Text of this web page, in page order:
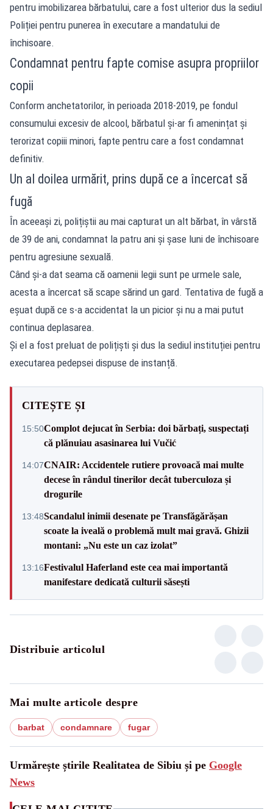
pentru imobilizarea bărbatului, care a fost ulterior dus la sediul
Poliției pentru punerea în executare a mandatului de
închisoare.
Condamnat pentru fapte comise asupra propriilor
copii
Conform anchetatorilor, în perioada 2018-2019, pe fondul
consumului excesiv de alcool, bărbatul și-ar fi amenințat și
terorizat copiii minori, fapte pentru care a fost condamnat
definitiv.
Un al doilea urmărit, prins după ce a încercat să
fugă
În aceeași zi, polițiștii au mai capturat un alt bărbat, în vârstă
de 39 de ani, condamnat la patru ani și șase luni de închisoare
pentru agresiune sexuală.
Când și-a dat seama că oamenii legii sunt pe urmele sale,
acesta a încercat să scape sărind un gard. Tentativa de fugă a
eșuat după ce s-a accidentat la un picior și nu a mai putut
continua deplasarea.
Și el a fost preluat de polițiști și dus la sediul instituției pentru
executarea pedepsei dispuse de instanță.
CITEȘTE ȘI
15:50Complot dejucat în Serbia: doi bărbați, suspectați
că plănuiau asasinarea lui Vučić
14:07CNAIR: Accidentele rutiere provoacă mai multe
decese în rândul tinerilor decât tuberculoza și
drogurile
13:48Scandalul inimii desenate pe Transfăgărășan
scoate la iveală o problemă mult mai gravă. Ghizii
montani: „Nu este un caz izolat”
13:16Festivalul Haferland este cea mai importantă
manifestare dedicată culturii săsești
Distribuie articolul
Mai multe articole despre
barbat condamnare fugar
Urmărește știrile Realitatea de Sibiu și pe Google
News